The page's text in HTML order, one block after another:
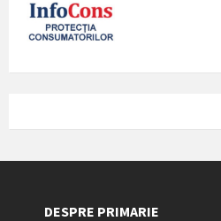
DESPRE PRIMARIE